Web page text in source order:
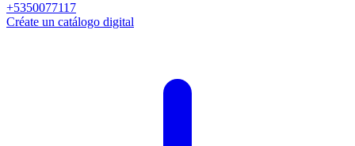
+5350077117
Créate un catálogo digital